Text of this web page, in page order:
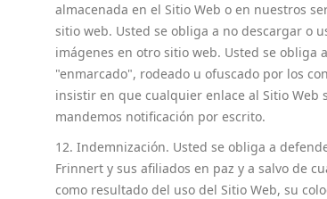
almacenada en el Sitio Web o en nuestros
sitio web. Usted se obliga a no descargar o
imágenes en otro sitio web. Usted se obliga
"enmarcado", rodeado u ofuscado por los
insistir en que cualquier enlace al Sitio Web
mandemos notificación por escrito.
12. Indemnización. Usted se obliga a
Frinnert y sus afiliados en paz y a salvo de
como resultado del uso del Sitio Web, su